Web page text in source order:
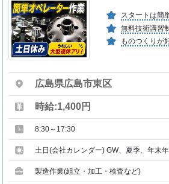
スタートは簡
無料技術講習
ものつくりが
広島県広島市東区
時給:1,400円
8:30～17:30
土日(会社カレンダー) GW、夏季、年末
製造作業(組立・加工・検査など)